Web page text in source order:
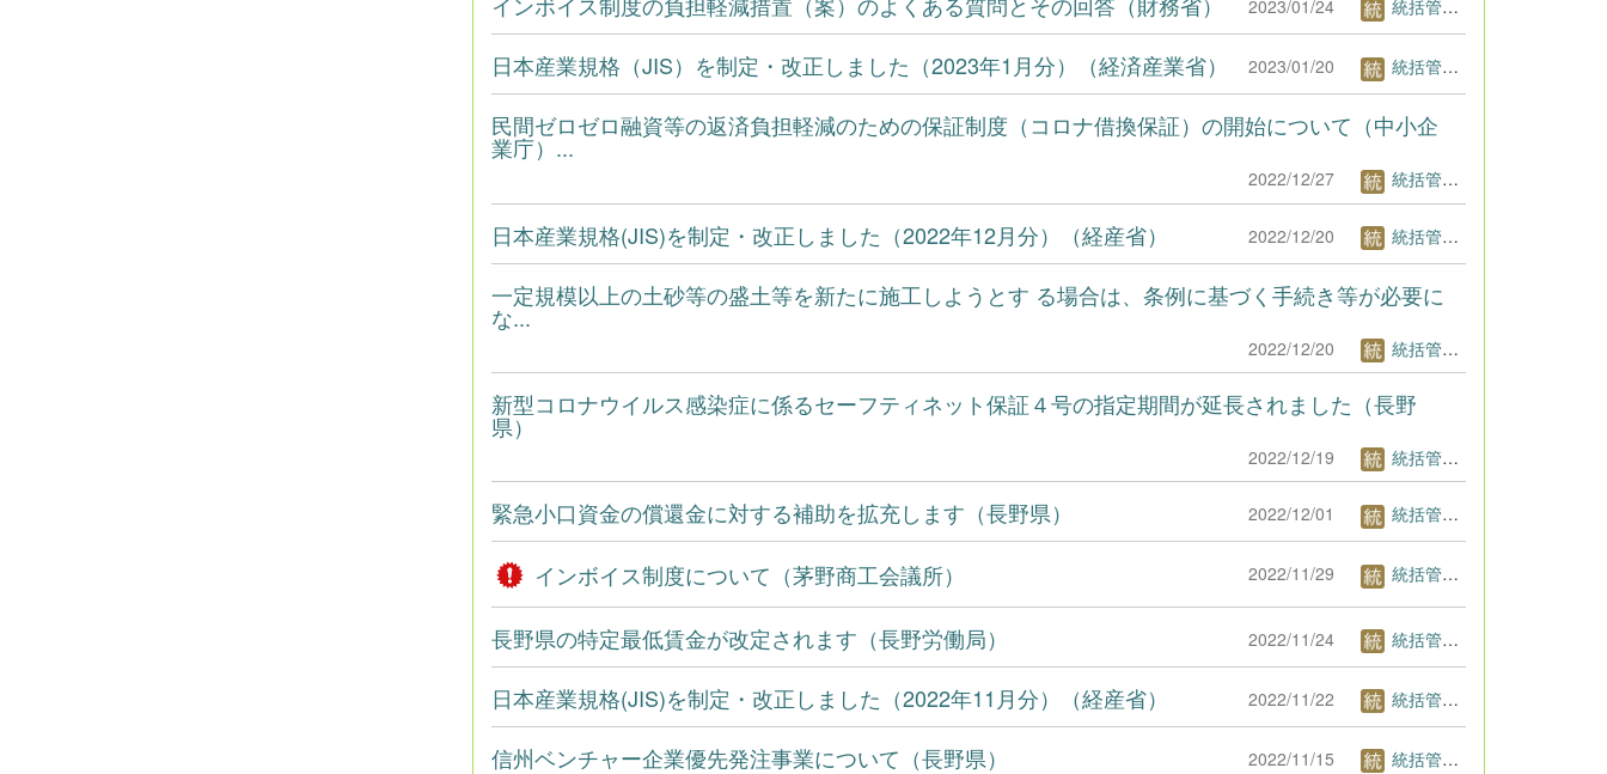
2023/01/24 統括管理者1
日本産業規格（JIS）を制定・改正しました（2023年1月分）（経済産業省） 2023/01/20 統括管理者1
民間ゼロゼロ融資等の返済負担軽減のための保証制度（コロナ借換保証）の開始について（中小企
業庁）...
2022/12/27 統括管理者1
日本産業規格(JIS)を制定・改正しました（2022年12月分）（経産省） 2022/12/20 統括管理者1
一定規模以上の土砂等の盛土等を新たに施工しようとす る場合は、条例に基づく手続き等が必要に
な...
2022/12/20 統括管理者1
新型コロナウイルス感染症に係るセーフティネット保証４号の指定期間が延長されました（長野
県）
2022/12/19 統括管理者1
緊急小口資金の償還金に対する補助を拡充します（長野県） 2022/12/01 統括管理者1
インボイス制度について（茅野商工会議所） 2022/11/29 統括管理者1
長野県の特定最低賃金が改定されます（長野労働局） 2022/11/24 統括管理者1
日本産業規格(JIS)を制定・改正しました（2022年11月分）（経産省） 2022/11/22 統括管理者1
信州ベンチャー企業優先発注事業について（長野県） 2022/11/15 統括管理者1